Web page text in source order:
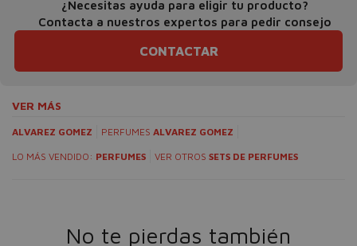
¿Necesitas ayuda para eligir tu producto?
Contacta a nuestros expertos para pedir consejo
CONTACTAR
VER MÁS
ALVAREZ GOMEZ PERFUMES ALVAREZ GOMEZ
LO MÁS VENDIDO: PERFUMES VER OTROS SETS DE PERFUMES
No te pierdas también